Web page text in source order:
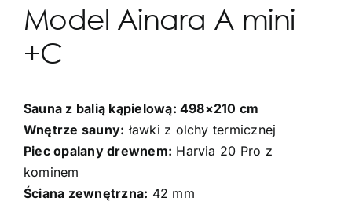
Model Ainara A mini
+C
Sauna z balią kąpielową: 498×210 cm
Wnętrze sauny: ławki z olchy termicznej
Piec opalany drewnem: Harvia 20 Pro z
kominem
Ściana zewnętrzna: 42 mm